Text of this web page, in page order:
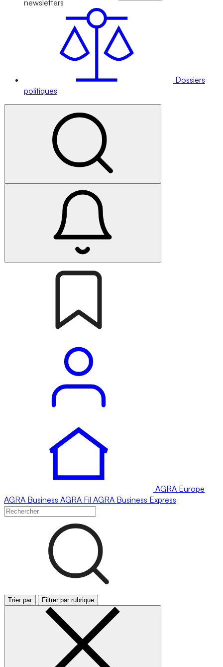
newsletters
Dossiers
politiques
AGRA Europe
AGRA Business AGRA Fil AGRA Business Express
Trier par Filtrer par rubrique